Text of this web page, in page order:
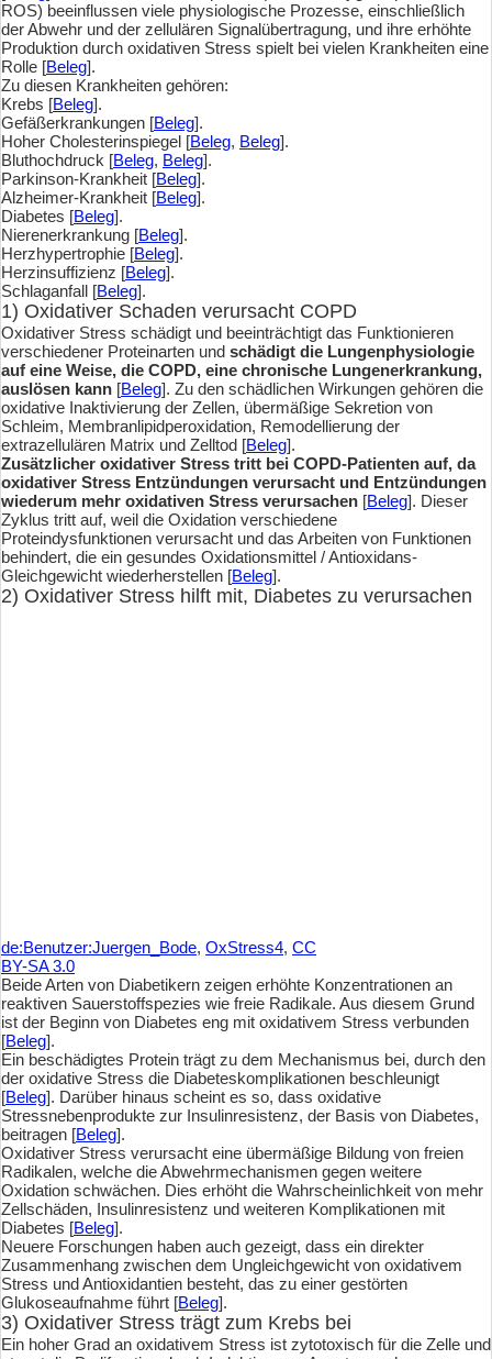
ROS) beeinflussen viele physiologische Prozesse, einschließlich
der Abwehr und der zellulären Signalübertragung, und ihre erhöhte
Produktion durch oxidativen Stress spielt bei vielen Krankheiten eine
Rolle [Beleg].
Zu diesen Krankheiten gehören:
Krebs [Beleg].
Gefäßerkrankungen [Beleg].
Hoher Cholesterinspiegel [Beleg, Beleg].
Bluthochdruck [Beleg, Beleg].
Parkinson-Krankheit [Beleg].
Alzheimer-Krankheit [Beleg].
Diabetes [Beleg].
Nierenerkrankung [Beleg].
Herzhypertrophie [Beleg].
Herzinsuffizienz [Beleg].
Schlaganfall [Beleg].
1) Oxidativer Schaden verursacht COPD
Oxidativer Stress schädigt und beeinträchtigt das Funktionieren
verschiedener Proteinarten und schädigt die Lungenphysiologie
auf eine Weise, die COPD, eine chronische Lungenerkrankung,
auslösen kann [Beleg]. Zu den schädlichen Wirkungen gehören die
oxidative Inaktivierung der Zellen, übermäßige Sekretion von
Schleim, Membranlipidperoxidation, Remodellierung der
extrazellulären Matrix und Zelltod [Beleg].
Zusätzlicher oxidativer Stress tritt bei COPD-Patienten auf, da
oxidativer Stress Entzündungen verursacht und Entzündungen
wiederum mehr oxidativen Stress verursachen [Beleg]. Dieser
Zyklus tritt auf, weil die Oxidation verschiedene
Proteindysfunktionen verursacht und das Arbeiten von Funktionen
behindert, die ein gesundes Oxidationsmittel / Antioxidans-
Gleichgewicht wiederherstellen [Beleg].
2) Oxidativer Stress hilft mit, Diabetes zu verursachen
de:Benutzer:Juergen_Bode, OxStress4, CC
BY-SA 3.0
Beide Arten von Diabetikern zeigen erhöhte Konzentrationen an
reaktiven Sauerstoffspezies wie freie Radikale. Aus diesem Grund
ist der Beginn von Diabetes eng mit oxidativem Stress verbunden
[Beleg].
Ein beschädigtes Protein trägt zu dem Mechanismus bei, durch den
der oxidative Stress die Diabeteskomplikationen beschleunigt
[Beleg]. Darüber hinaus scheint es so, dass oxidative
Stressnebenprodukte zur Insulinresistenz, der Basis von Diabetes,
beitragen [Beleg].
Oxidativer Stress verursacht eine übermäßige Bildung von freien
Radikalen, welche die Abwehrmechanismen gegen weitere
Oxidation schwächen. Dies erhöht die Wahrscheinlichkeit von mehr
Zellschäden, Insulinresistenz und weiteren Komplikationen mit
Diabetes [Beleg].
Neuere Forschungen haben auch gezeigt, dass ein direkter
Zusammenhang zwischen dem Ungleichgewicht von oxidativem
Stress und Antioxidantien besteht, das zu einer gestörten
Glukoseaufnahme führt [Beleg].
3) Oxidativer Stress trägt zum Krebs bei
Ein hoher Grad an oxidativem Stress ist zytotoxisch für die Zelle und